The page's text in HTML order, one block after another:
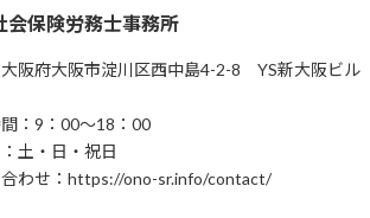
会保険労務士事務所
阪府大阪市淀川区西中島4-2-8 YS新大阪ビル
：9：00～18：00
土・日・祝日
合わせ：https://ono-sr.info/contact/